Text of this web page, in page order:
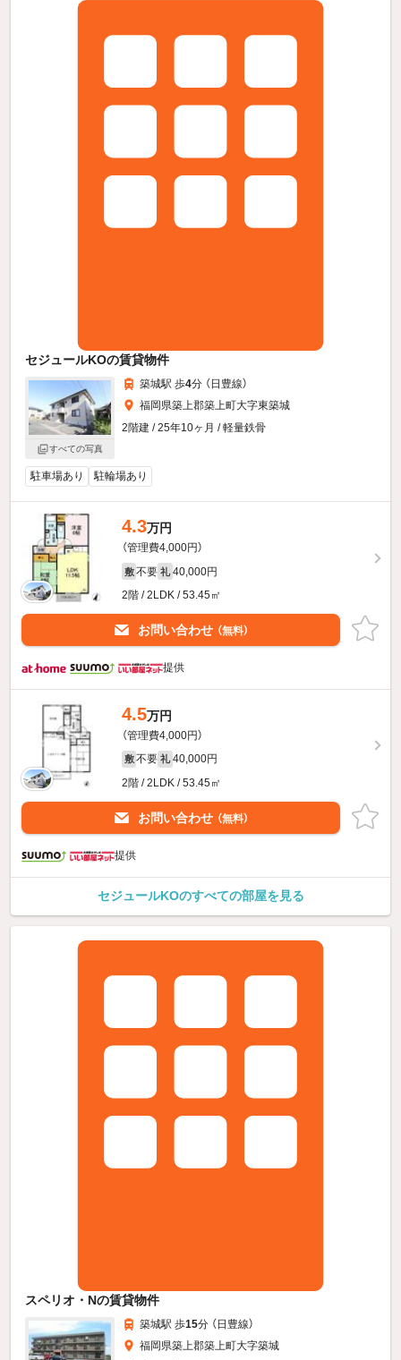
セジュールKOの賃貸物件
すべての写真
築城駅 歩4分 （日豊線）
福岡県築上郡築上町大字東築城
2階建 / 25年10ヶ月 / 軽量鉄骨
駐車場あり 駐輪場あり
4.3万円
（管理費4,000円）
敷 不要 礼 40,000円
2階 / 2LDK / 53.45㎡
お問い合わせ （無料）
提供
4.5万円
（管理費4,000円）
敷 不要 礼 40,000円
2階 / 2LDK / 53.45㎡
お問い合わせ （無料）
提供
セジュールKOのすべての部屋を見る
スペリオ・Nの賃貸物件
築城駅 歩15分 （日豊線）
福岡県築上郡築上町大字築城